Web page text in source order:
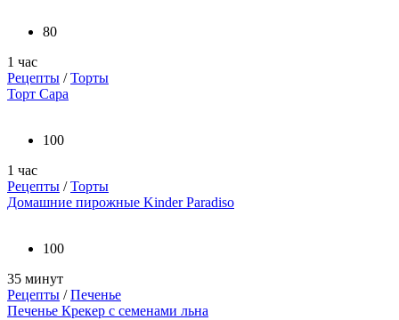
80
1 час
Рецепты /Торты
Торт Сара
100
1 час
Рецепты /Торты
Домашние пирожные Kinder Paradiso
100
35 минут
Рецепты /Печенье
Печенье Крекер с семенами льна